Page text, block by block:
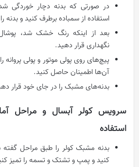
در صورتی که بدنه دچار خوردگی
استفاده از سمباده برطرف کنید و بدنه
بعد از اینکه رنگ خشک شد،
نگهداری قرار دهید.
پیچ‌های روی پولی موتور و پولی
آن‌ها اطمینان حاصل کنید.
بدنه‌های مشبک را در جای خود قرار
سرویس کولر آبسال و مراحل
استفاده
بدنه مشبک کولر را طبق مراحل گفته
کنید و پمپ و تشتک و تسمه را تمیز